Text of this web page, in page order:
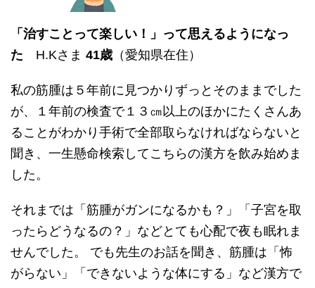
「治すことって楽しい！」って思えるようになっ
た H.Kさま 41歳 （愛知県在住）
私の筋腫は５年前に見つかりずっとそのままでした
が、１年前の検査で１３㎝以上のほかにたくさんあ
ることがわかり手術で全部取らなければならないと
聞き、一生懸命検索してこちらの漢方を飲み始めま
した。
それまでは「筋腫がガンになるかも？」「子宮を取
ったらどうなるの？」などとても心配で夜も眠れま
せんでした。 でも先生のお話を聞き、筋腫は「怖
がらない」「できないような体にする」など漢方で